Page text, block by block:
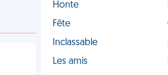
Honte
Fête
Inclassable
Les amis